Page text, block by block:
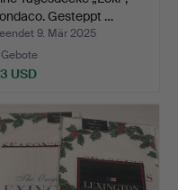
Gesteppt …
9. Mär 2025
USD